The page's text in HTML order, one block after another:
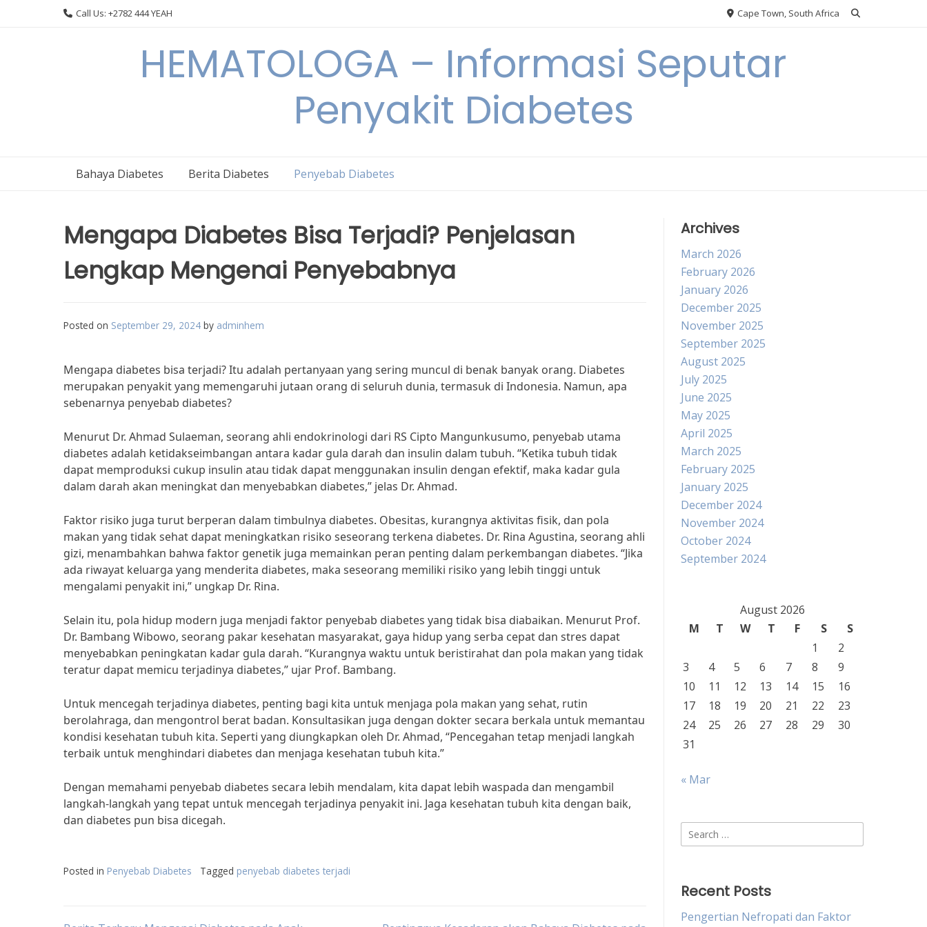
Call Us: +2782 444 YEAH Cape Town, South Africa
HEMATOLOGA – Informasi Seputar
Penyakit Diabetes
Bahaya Diabetes Berita Diabetes Penyebab Diabetes
Mengapa Diabetes Bisa Terjadi? Penjelasan
Lengkap Mengenai Penyebabnya
Posted on September 29, 2024 by adminhem
Mengapa diabetes bisa terjadi? Itu adalah pertanyaan yang sering muncul di benak banyak orang. Diabetes
merupakan penyakit yang memengaruhi jutaan orang di seluruh dunia, termasuk di Indonesia. Namun, apa
sebenarnya penyebab diabetes?
Menurut Dr. Ahmad Sulaeman, seorang ahli endokrinologi dari RS Cipto Mangunkusumo, penyebab utama
diabetes adalah ketidakseimbangan antara kadar gula darah dan insulin dalam tubuh. “Ketika tubuh tidak
dapat memproduksi cukup insulin atau tidak dapat menggunakan insulin dengan efektif, maka kadar gula
dalam darah akan meningkat dan menyebabkan diabetes,” jelas Dr. Ahmad.
Faktor risiko juga turut berperan dalam timbulnya diabetes. Obesitas, kurangnya aktivitas fisik, dan pola
makan yang tidak sehat dapat meningkatkan risiko seseorang terkena diabetes. Dr. Rina Agustina, seorang ahli
gizi, menambahkan bahwa faktor genetik juga memainkan peran penting dalam perkembangan diabetes. “Jika
ada riwayat keluarga yang menderita diabetes, maka seseorang memiliki risiko yang lebih tinggi untuk
mengalami penyakit ini,” ungkap Dr. Rina.
Selain itu, pola hidup modern juga menjadi faktor penyebab diabetes yang tidak bisa diabaikan. Menurut Prof.
Dr. Bambang Wibowo, seorang pakar kesehatan masyarakat, gaya hidup yang serba cepat dan stres dapat
menyebabkan peningkatan kadar gula darah. “Kurangnya waktu untuk beristirahat dan pola makan yang tidak
teratur dapat memicu terjadinya diabetes,” ujar Prof. Bambang.
Untuk mencegah terjadinya diabetes, penting bagi kita untuk menjaga pola makan yang sehat, rutin
berolahraga, dan mengontrol berat badan. Konsultasikan juga dengan dokter secara berkala untuk memantau
kondisi kesehatan tubuh kita. Seperti yang diungkapkan oleh Dr. Ahmad, “Pencegahan tetap menjadi langkah
terbaik untuk menghindari diabetes dan menjaga kesehatan tubuh kita.”
Dengan memahami penyebab diabetes secara lebih mendalam, kita dapat lebih waspada dan mengambil
langkah-langkah yang tepat untuk mencegah terjadinya penyakit ini. Jaga kesehatan tubuh kita dengan baik,
dan diabetes pun bisa dicegah.
Posted in Penyebab Diabetes Tagged penyebab diabetes terjadi
Archives
March 2026
February 2026
January 2026
December 2025
November 2025
September 2025
August 2025
July 2025
June 2025
May 2025
April 2025
March 2025
February 2025
January 2025
December 2024
November 2024
October 2024
September 2024
August 2026
M
T W T F S
S
1
2
3
4 5 6 7 8
9
10
11 12 13 14 15
16
17
18 19 20 21 22
23
24
25 26 27 28 29
30
31
« Mar
Search
for:
Recent Posts
Pengertian Nefropati dan Faktor